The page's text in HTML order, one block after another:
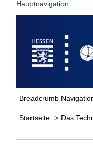
Hauptnavigation
Breadcrumb
Startseite Das